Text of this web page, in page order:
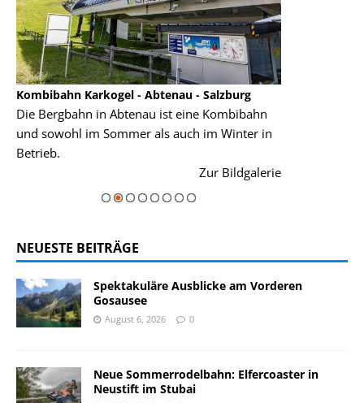
Kombibahn Karkogel - Abtenau - Salzburg
Die Bergbahn in Abtenau ist eine Kombibahn
und sowohl im Sommer als auch im Winter in
Betrieb.
Zur Bildgalerie
NEUESTE BEITRÄGE
Spektakuläre Ausblicke am Vorderen
Gosausee
August 6, 2026 0
Neue Sommerrodelbahn: Elfercoaster in
Neustift im Stubai